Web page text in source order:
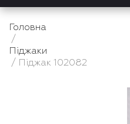
Головна
/
Піджаки
/ Піджак 102082